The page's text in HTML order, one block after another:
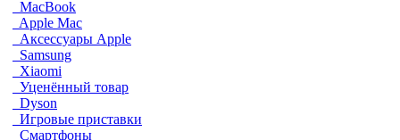
MacBook
Apple Mac
Аксессуары Apple
Samsung
Xiaomi
Уценённый товар
Dyson
Игровые приставки
Смартфоны